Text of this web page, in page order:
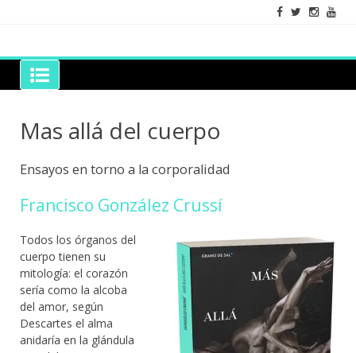
Grano de Sal
Libros para mantener viva la duda razonable
Mas allá del cuerpo
Ensayos en torno a la corporalidad
Francisco González Crussí
Todos los órganos del
cuerpo tienen su
mitología: el corazón
sería como la alcoba
del amor, según
Descartes el alma
anidaría en la glándula